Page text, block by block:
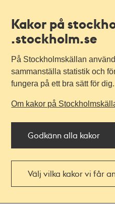
Kakor på
.stockholm.se
På Stockholmskällan
sammanställa statistik och
fungera på ett bra sätt för dig.
Om kakor på
Godkänn alla kakor
Välj vilka kakor vi får